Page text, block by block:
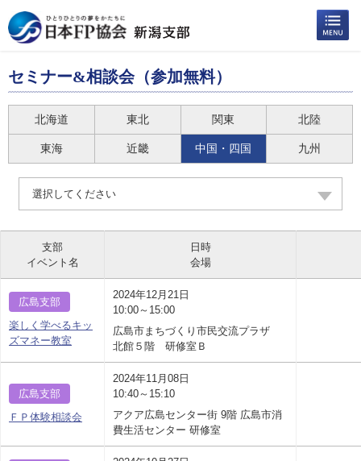
セミナー&相談会（参加無料）
北海道 東北 関東 北陸
東海 近畿 中国・四国 九州
選択してください
支部
イベント名
日時
会場
広島支部
楽しく学べるキッ
ズマネー教室
2024年12月21日
10:00～15:00
広島市まちづくり市民交流プラザ
北館５階 研修室Ｂ
広島支部
ＦＰ体験相談会
2024年11月08日
10:40～15:10
アクア広島センター街 9階 広島市消
費生活センター 研修室